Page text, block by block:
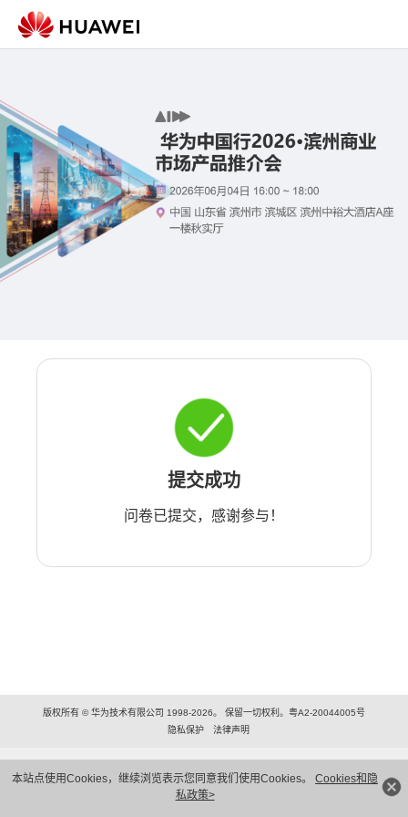
本站点使用Cookies，继续浏览表示您同意我们使用Cookies。 Cookies和隐
私政策>
提交成功
问卷已提交，感谢参与！
版权所有 © 华为技术有限公司 1998-2026。 保留一切权利。粤A2-20044005号
隐私保护
法律声明